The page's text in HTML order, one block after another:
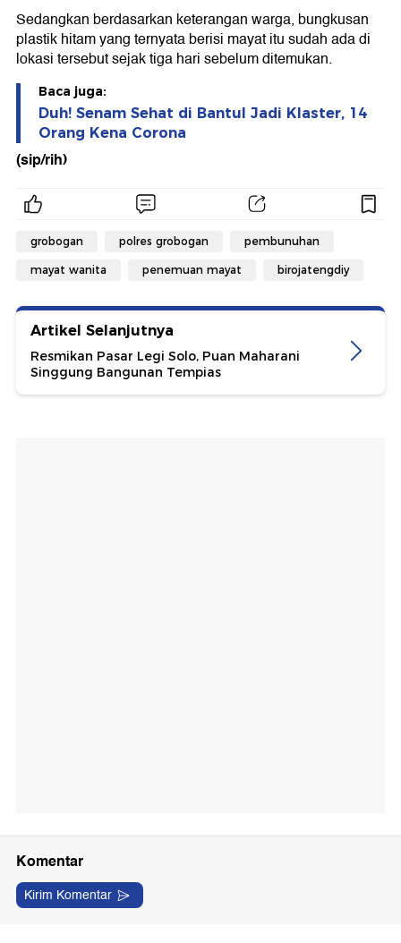
Sedangkan berdasarkan keterangan warga, bungkusan
plastik hitam yang ternyata berisi mayat itu sudah ada di
lokasi tersebut sejak tiga hari sebelum ditemukan.
Baca juga:
Duh! Senam Sehat di Bantul Jadi Klaster, 14
Orang Kena Corona
(sip/rih)
grobogan polres grobogan pembunuhan
mayat wanita penemuan mayat birojatengdiy
Artikel Selanjutnya
Resmikan Pasar Legi Solo, Puan Maharani
Singgung Bangunan Tempias